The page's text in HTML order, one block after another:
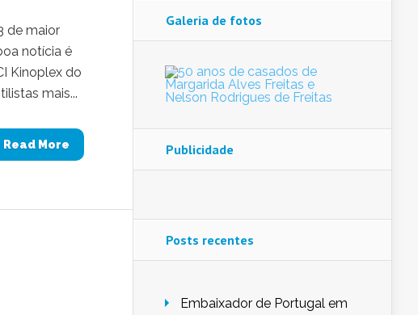
de maior
notícia é
Kinoplex do
mais...
Read More
Galeria de fotos
Publicidade
Posts recentes
Embaixador de Portugal em